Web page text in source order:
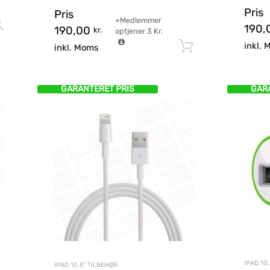
Pris
190,00 kr.
inkl. Moms
+Medlemmer
optjener 3 Kr.
Tilføj til kurv
Pris
inkl.
GARANTERET PRIS
IPAD 10.5" TILBEHØR IPAD